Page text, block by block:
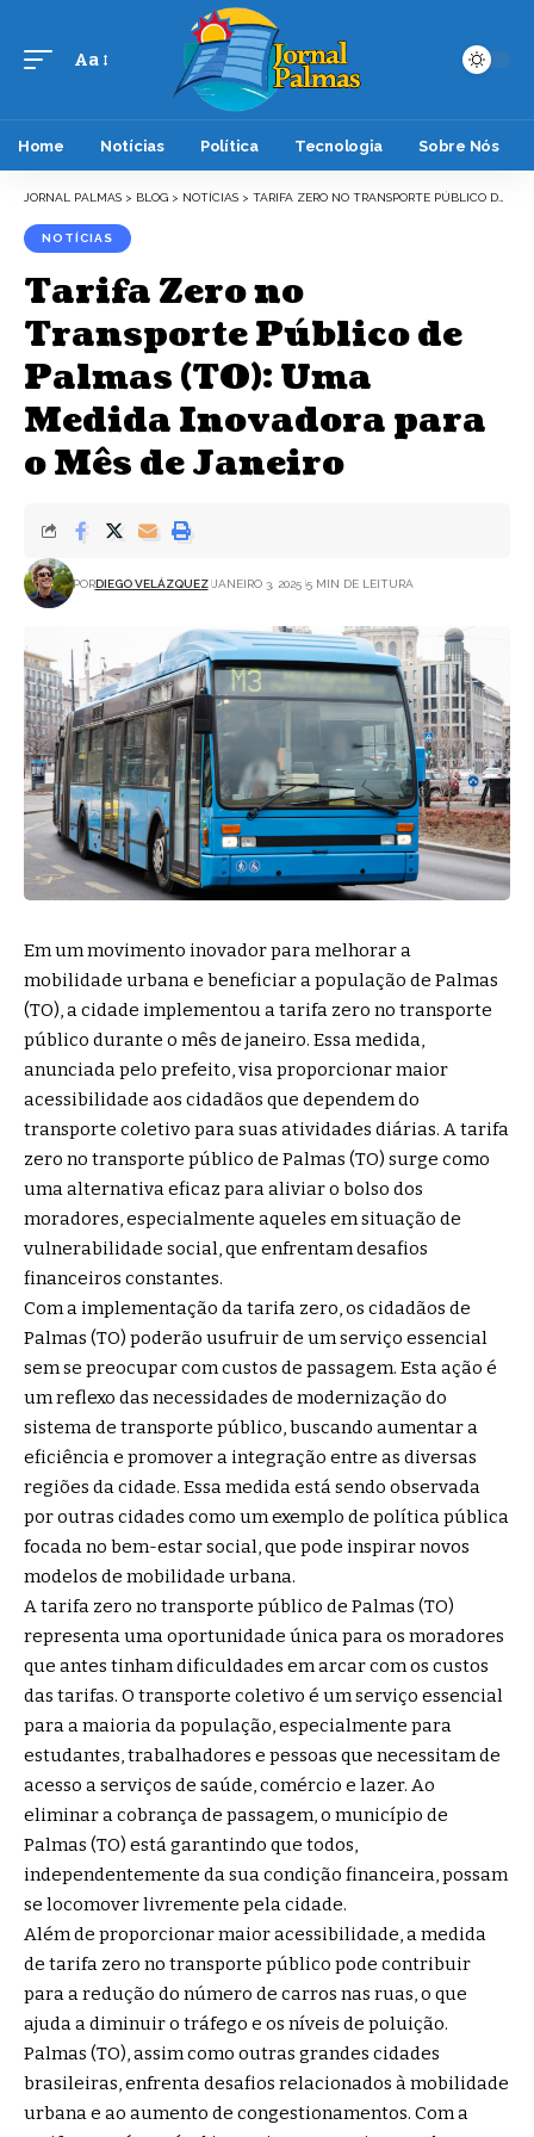
Font
Aa
Home Notícias Política Tecnologia Sobre Nós
JORNAL PALMAS > BLOG > NOTÍCIAS > TARIFA ZERO NO TRANSPORTE PÚBLICO DE PALMAS (TO): UMA MEDIDA INOVADORA PARA O MÊS DE JANEIRO
NOTÍCIAS
Tarifa Zero no
Transporte Público de
Palmas (TO): Uma
Medida Inovadora para
o Mês de Janeiro
PORDIEGO VELÁZQUEZ JANEIRO 3, 2025 5 MIN DE LEITURA
Em um movimento inovador para melhorar a
mobilidade urbana e beneficiar a população de Palmas
(TO), a cidade implementou a tarifa zero no transporte
público durante o mês de janeiro. Essa medida,
anunciada pelo prefeito, visa proporcionar maior
acessibilidade aos cidadãos que dependem do
transporte coletivo para suas atividades diárias. A tarifa
zero no transporte público de Palmas (TO) surge como
uma alternativa eficaz para aliviar o bolso dos
moradores, especialmente aqueles em situação de
vulnerabilidade social, que enfrentam desafios
financeiros constantes.
Com a implementação da tarifa zero, os cidadãos de
Palmas (TO) poderão usufruir de um serviço essencial
sem se preocupar com custos de passagem. Esta ação é
um reflexo das necessidades de modernização do
sistema de transporte público, buscando aumentar a
eficiência e promover a integração entre as diversas
regiões da cidade. Essa medida está sendo observada
por outras cidades como um exemplo de política pública
focada no bem-estar social, que pode inspirar novos
modelos de mobilidade urbana.
A tarifa zero no transporte público de Palmas (TO)
representa uma oportunidade única para os moradores
que antes tinham dificuldades em arcar com os custos
das tarifas. O transporte coletivo é um serviço essencial
para a maioria da população, especialmente para
estudantes, trabalhadores e pessoas que necessitam de
acesso a serviços de saúde, comércio e lazer. Ao
eliminar a cobrança de passagem, o município de
Palmas (TO) está garantindo que todos,
independentemente da sua condição financeira, possam
se locomover livremente pela cidade.
Além de proporcionar maior acessibilidade, a medida
de tarifa zero no transporte público pode contribuir
para a redução do número de carros nas ruas, o que
ajuda a diminuir o tráfego e os níveis de poluição.
Palmas (TO), assim como outras grandes cidades
brasileiras, enfrenta desafios relacionados à mobilidade
urbana e ao aumento de congestionamentos. Com a